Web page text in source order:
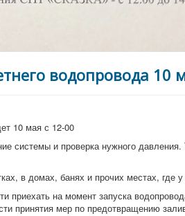
водопровода 10
10 мая с 12-00
системы и проверка нужного
в домах, банях и прочих местах, где
приехать на момент запуска
принятия мер по предотвращению